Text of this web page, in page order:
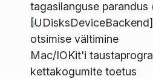
tagasilanguse
otsimise vältimine
Mac/IOKit'i
kettakogumite toetus